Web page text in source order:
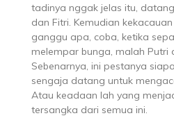
tadinya nggak jelas itu,
dan Fitri. Kemudian
ganggu apa, coba, ketika
melempar bunga, malah Putri
Sebenarnya, ini pestanya
sengaja datang untuk
Atau keadaan lah yang
tersangka dari semua ini.